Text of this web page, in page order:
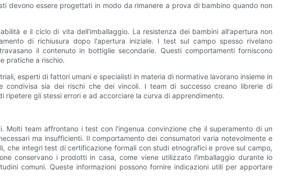
devono essere progettati in modo da rimanere a prova di bambino quando non
e il ciclo di vita dell'imballaggio. La resistenza dei bambini all'apertura non
di richiusura dopo l'apertura iniziale. I test sul campo spesso rivelano
il contenuto in bottiglie secondarie. Questi comportamenti forniscono
pratiche a rischio.
esperti di fattori umani e specialisti in materia di normative lavorano insieme in
condivisa sia dei rischi che dei vincoli. I team di successo creano librerie di
gli stessi errori e ad accorciare la curva di apprendimento.
team affrontano i test con l'ingenua convinzione che il superamento di un
ma insufficienti. Il comportamento dei consumatori varia notevolmente e
che integri test di certificazione formali con studi etnografici e prove sul campo,
conservano i prodotti in casa, come viene utilizzato l'imballaggio durante lo
comuni. Queste informazioni possono fornire indicazioni utili per apportare